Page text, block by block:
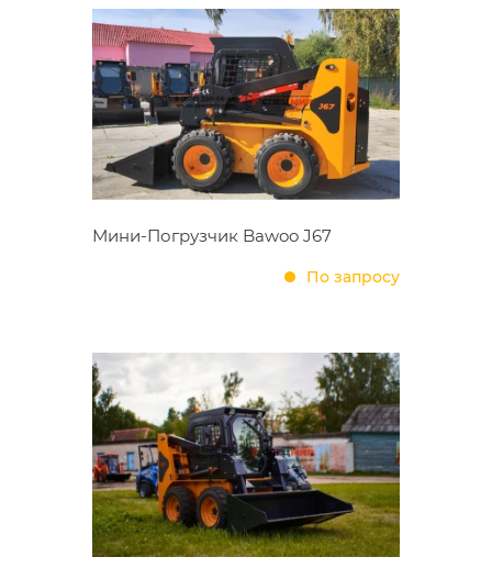
Мини-Погрузчик Bawoo J67
По запросу